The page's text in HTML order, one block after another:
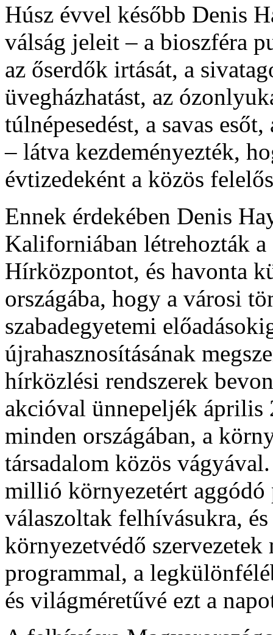
Húsz évvel később Denis
válság jeleit – a bioszféra
az őserdők irtását, a
üvegházhatást, az
túlnépesedést, a savas
– látva kezdeményezték,
évtizedeként a közös
Ennek érdekében Denis
Kaliforniában létrehozták
Hírközpontot, és havonta
országába, hogy a városi
szabadegyetemi
újrahasznosításának
hírközlési rendszerek
akcióval ünnepeljék április
minden országában, a
társadalom közös
millió környezetért aggódó
válaszoltak felhívásukra,
környezetvédő
programmal, a
és világméretűvé ezt a